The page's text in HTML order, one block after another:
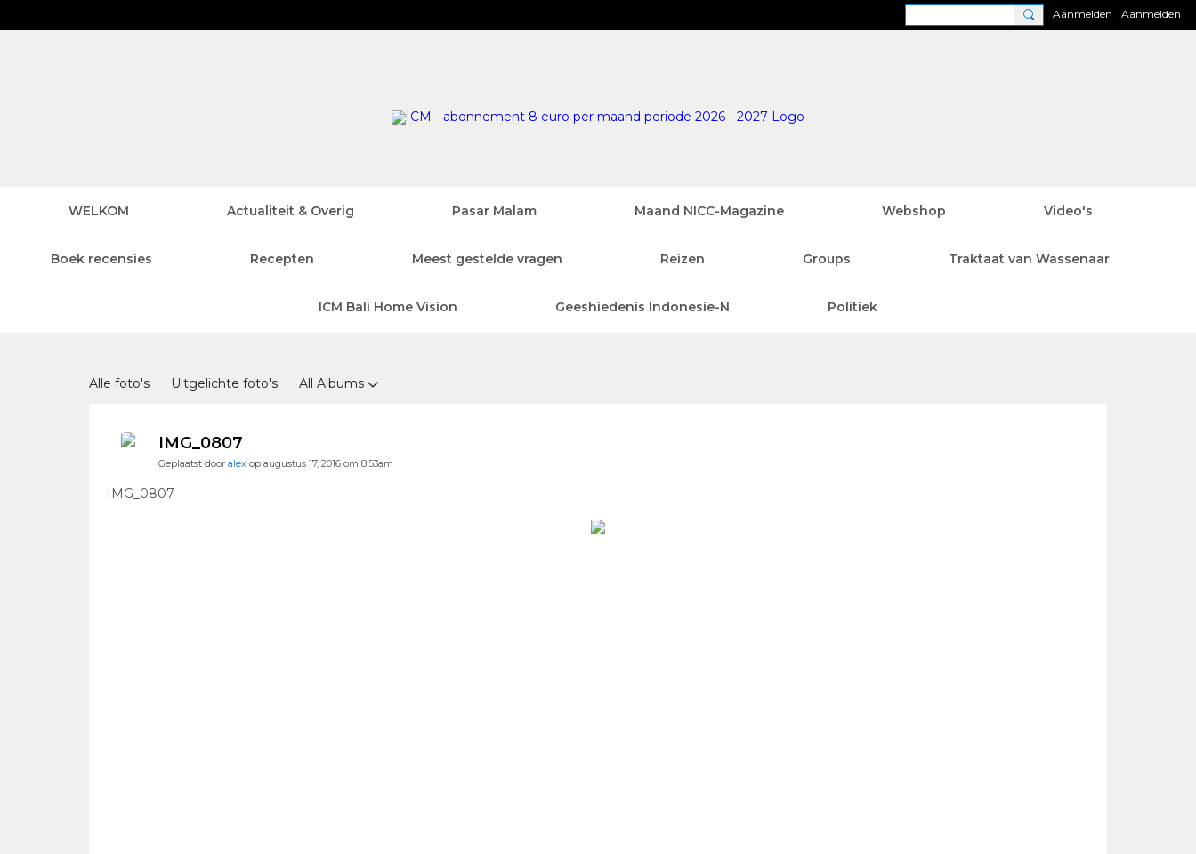
Aanmelden Aanmelden
WELKOM Actualiteit & Overig Pasar Malam Maand NICC-Magazine Webshop Video's
Boek recensies Recepten Meest gestelde vragen Reizen Groups Traktaat van Wassenaar
ICM Bali Home Vision Geeshiedenis Indonesie-N Politiek
Alle foto's
Uitgelichte foto's All Albums
IMG_0807
Geplaatst door alex op augustus 17, 2016 om 8:53am
IMG_0807